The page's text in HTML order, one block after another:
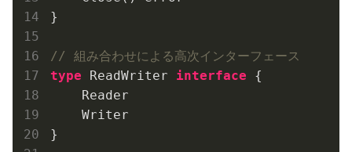
}
// 組み合わせによる高次インターフェース
type ReadWriter interface {
    Reader
    Writer
}